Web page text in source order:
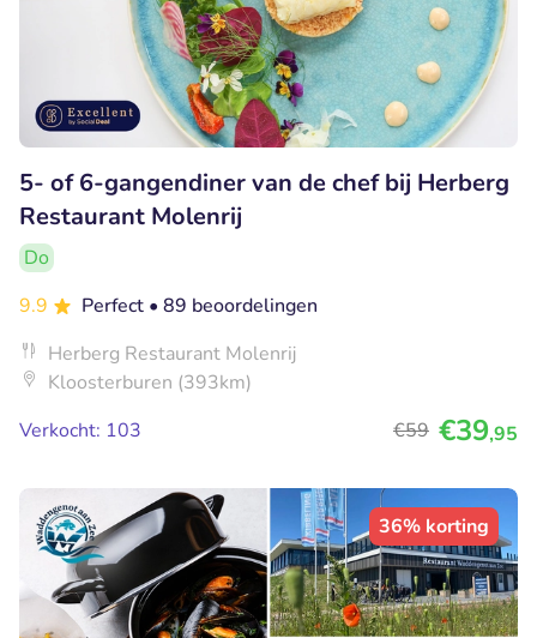
5- of 6-gangendiner van de chef bij Herberg
Restaurant Molenrij
Do
9.9
Perfect • 89 beoordelingen
Herberg Restaurant Molenrij
Kloosterburen (393km)
Verkocht: 103
€59 €39,95
36% korting